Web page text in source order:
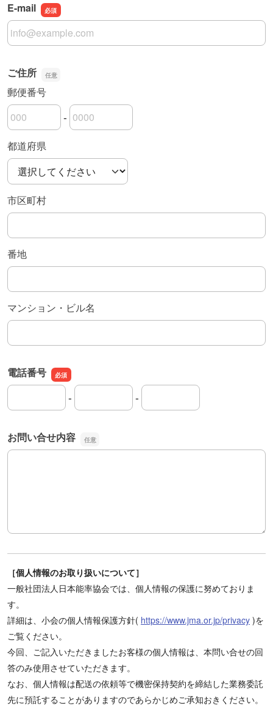
E-mail
E-mail
ご住所
郵便番号
郵便番号の上3桁
-
郵便番号の下4桁
都道府県
市区町村
番地
マンション・ビル名
電話番号
電話番号の市外局番
-
電話番号の市内局番 -
電話番号の加入者番号
お問い合せ内容
お問い合せ内容
［個人情報のお取り扱いについて］
一般社団法人日本能率協会では、個人情報の保護に努めておりま
す。
詳細は、小会の個人情報保護方針( https://www.jma.or.jp/privacy )を
ご覧ください。
今回、ご記入いただきましたお客様の個人情報は、本問い合せの回
答のみ使用させていただきます。
なお、個人情報は配送の依頼等で機密保持契約を締結した業務委託
先に預託することがありますのであらかじめご承知おきください。